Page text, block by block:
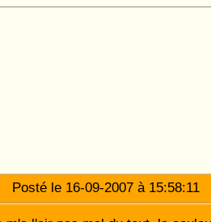
Posté le 16-09-2007 à 15:58:11